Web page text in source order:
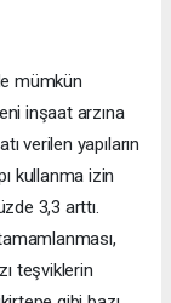
mümkün
inşaat arzına
verilen yapıların
kullanma izin
3,3 arttı.
teşviklerin